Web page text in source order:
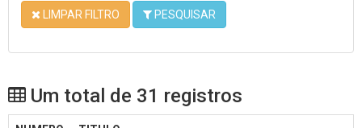
LIMPAR FILTRO PESQUISAR
Um total de 31 registros